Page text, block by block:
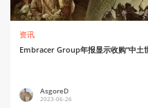
资讯
Embracer Group年报显示收购“中土
AsgoreD
2023-06-26